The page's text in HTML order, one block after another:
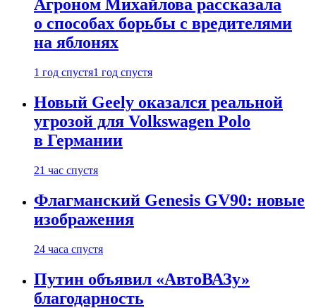
Агроном Михайлова рассказала
о способах борьбы с вредителями
на яблонях
1 год спустя1 год спустя
Новый Geely оказался реальной
угрозой для Volkswagen Polo
в Германии
21 час спустя
Флагманский Genesis GV90: новые
изображения
24 часа спустя
Путин объявил «АвтоВАЗу»
благодарность